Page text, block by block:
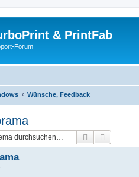
& PrintFab
Forum
Wünsche, Feedback
Suche